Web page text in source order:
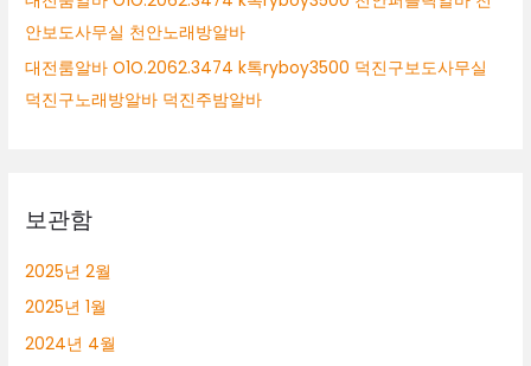
안보도사무실 천안노래방알바
대전룸알바 O1O.2062.3474 k톡ryboy3500 덕진구보도사무실
덕진구노래방알바 덕진주밤알바
보관함
2025년 2월
2025년 1월
2024년 4월